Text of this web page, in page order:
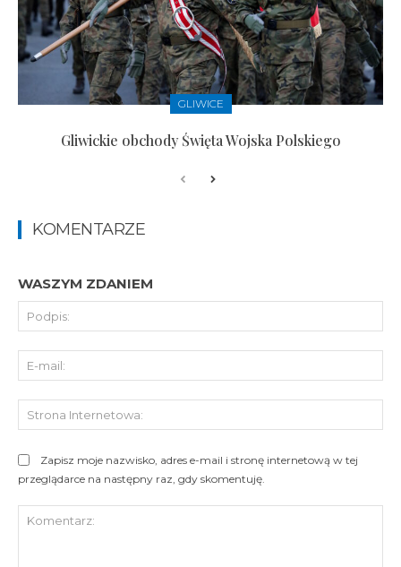
GLIWICE
Gliwickie obchody Święta Wojska Polskiego
KOMENTARZE
WASZYM ZDANIEM
Zapisz moje nazwisko, adres e-mail i stronę internetową w tej
przeglądarce na następny raz, gdy skomentuję.